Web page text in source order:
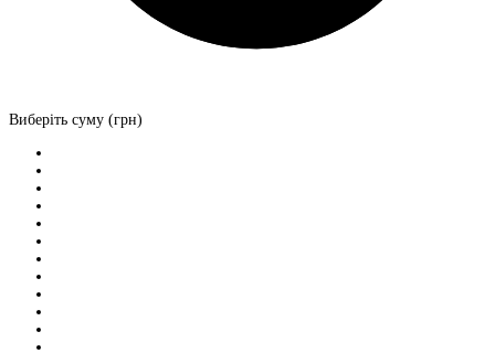
Виберіть суму (грн)